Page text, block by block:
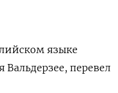
языке
перевел